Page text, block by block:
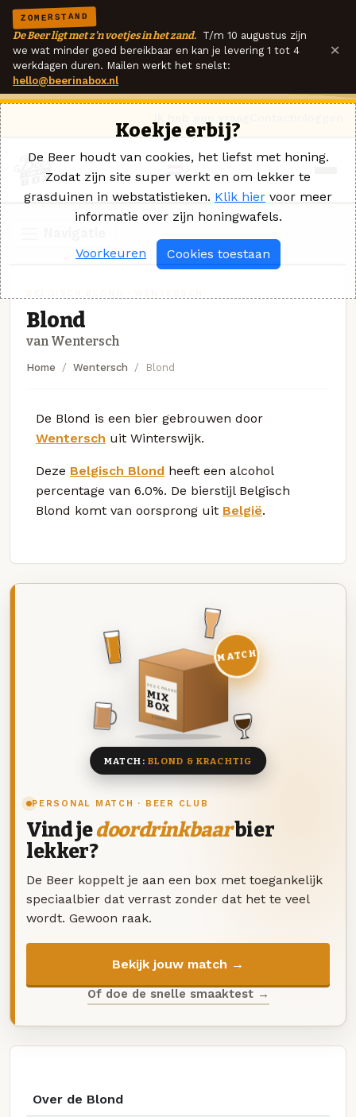
ZOMERSTAND
De Beer ligt met z'n voetjes in het zand. T/m 10 augustus zijn
we wat minder goed bereikbaar en kan je levering 1 tot 4
werkdagen duren. Mailen werkt het snelst:
hello@beerinabox.nl
×
Blond
van Wentersch
Home Wentersch Blond
De Blond is een bier gebrouwen door
Wentersch uit Winterswijk.
Deze Belgisch Blond heeft een alcohol
percentage van 6.0%. De bierstijl Belgisch
Blond komt van oorsprong uit België.
PERSONAL MATCH · BEER CLUB
Vind jedoordrinkbaarbier
lekker?
De Beer koppelt je aan een box met toegankelijk
speciaalbier dat verrast zonder dat het te veel
wordt. Gewoon raak.
Bekijk jouw match →
Of doe de snelle smaaktest →
DEZE MAAND
MIX
BOX
8 BIEREN
MATCH
MATCH: BLOND & KRACHTIG
Over de Blond
Koekje erbij?
De Beer houdt van cookies, het liefst met honing.
Zodat zijn site super werkt en om lekker te
grasduinen in webstatistieken. Klik hier voor meer
informatie over zijn honingwafels.
Voorkeuren Cookies toestaan